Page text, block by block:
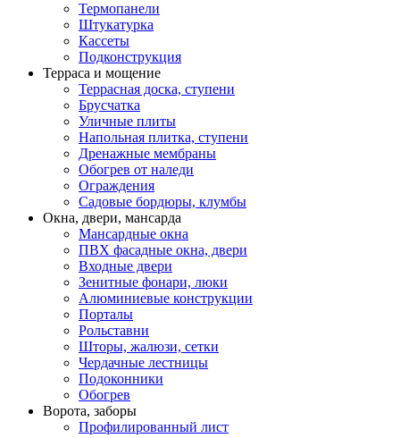
Термопанели
Штукатурка
Кассеты
Подконструкция
Терраса и мощение
Террасная доска, ступени
Брусчатка
Уличные плиты
Напольная плитка, ступени
Дренажные мембраны
Обогрев от наледи
Ограждения
Садовые бордюры, клумбы
Окна, двери, мансарда
Мансардные окна
ПВХ фасадные окна, двери
Входные двери
Зенитные фонари, люки
Алюминиевые конструкции
Порталы
Рольставни
Шторы, жалюзи, сетки
Чердачные лестницы
Подоконники
Обогрев
Ворота, заборы
Профилированный лист